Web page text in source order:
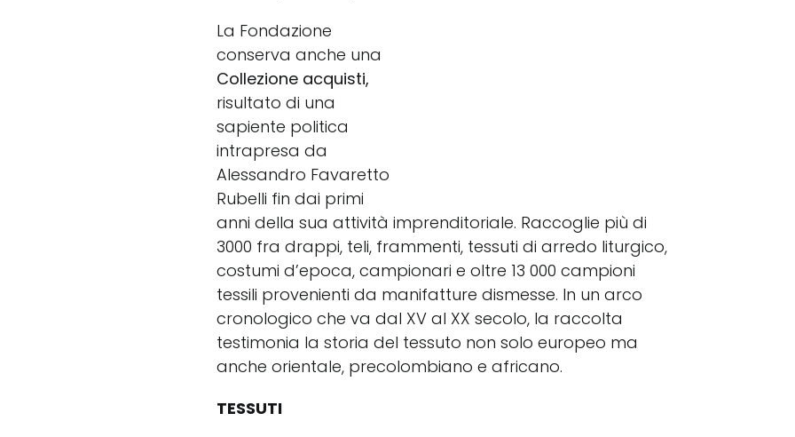
La Fondazione
conserva anche una
Collezione acquisti,
risultato di una
sapiente politica
intrapresa da
Alessandro Favaretto
Rubelli fin dai primi
anni della sua attività imprenditoriale. Raccoglie più di
3000 fra drappi, teli, frammenti, tessuti di arredo liturgico,
costumi d’epoca, campionari e oltre 13 000 campioni
tessili provenienti da manifatture dismesse. In un arco
cronologico che va dal XV al XX secolo, la raccolta
testimonia la storia del tessuto non solo europeo ma
anche orientale, precolombiano e africano.
TESSUTI